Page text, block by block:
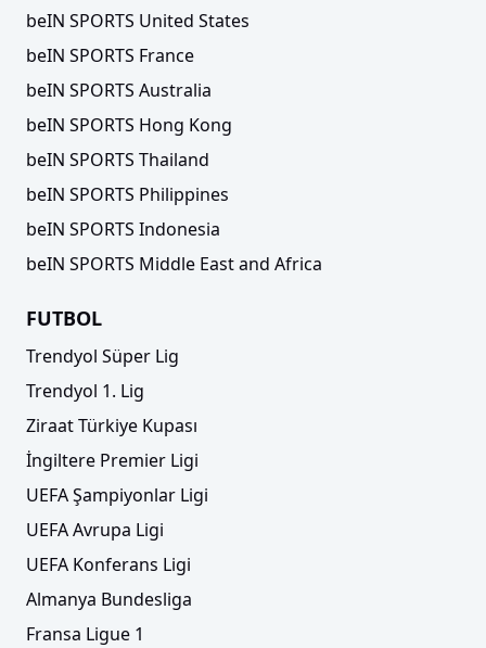
beIN SPORTS United States
beIN SPORTS France
beIN SPORTS Australia
beIN SPORTS Hong Kong
beIN SPORTS Thailand
beIN SPORTS Philippines
beIN SPORTS Indonesia
beIN SPORTS Middle East and Africa
FUTBOL
Trendyol Süper Lig
Trendyol 1. Lig
Ziraat Türkiye Kupası
İngiltere Premier Ligi
UEFA Şampiyonlar Ligi
UEFA Avrupa Ligi
UEFA Konferans Ligi
Almanya Bundesliga
Fransa Ligue 1